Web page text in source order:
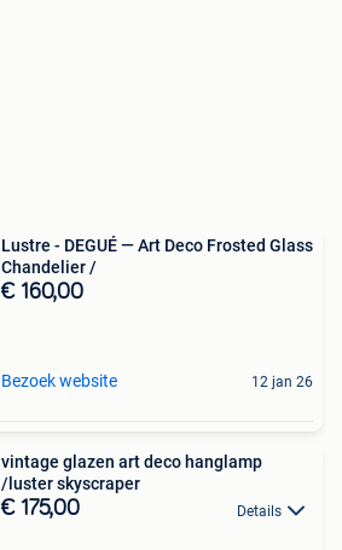
Lustre - DEGUÉ — Art Deco Frosted Glass
Chandelier /
€ 160,00
Bezoek website 12 jan 26
vintage glazen art deco hanglamp
/luster skyscraper
€ 175,00 Details